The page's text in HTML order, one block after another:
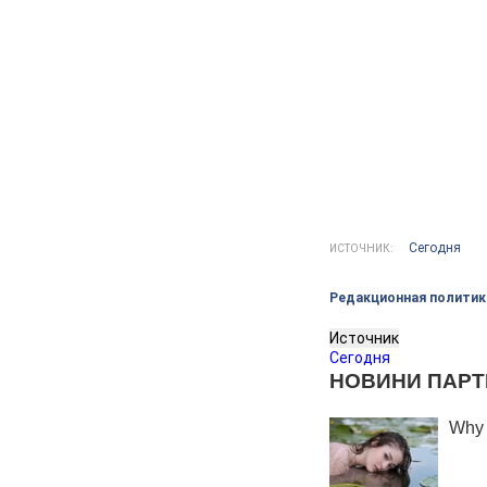
ИСТОЧНИК: Сегодня
Редакционная
Источник
Сегодня